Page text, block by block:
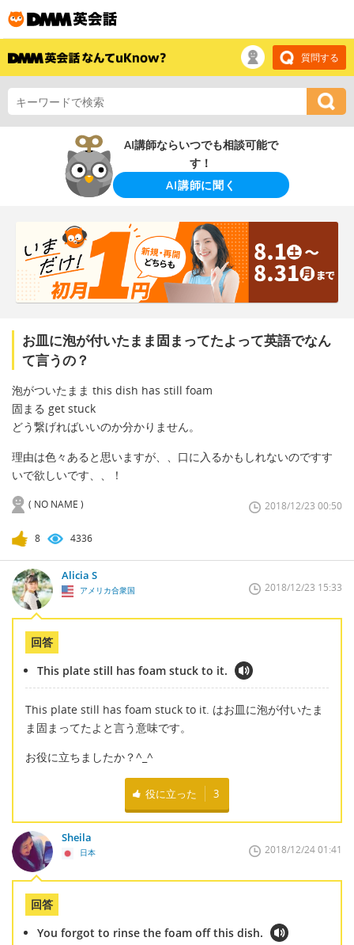
質問する
AI講師ならいつでも相談可能で
す！
AI講師に聞く
お皿に泡が付いたまま固まってたよって英語でなん
て言うの？
泡がついたまま this dish has still foam
固まる get stuck
どう繋げればいいのか分かりません。
理由は色々あると思いますが、、口に入るかもしれないのですす
いで欲しいです、、！
( NO NAME ) 2018/12/23 00:50
8 4336
Alicia S
アメリカ合衆国 2018/12/23 15:33
回答
This plate still has foam stuck to it.
This plate still has foam stuck to it. はお皿に泡が付いたま
ま固まってたよと言う意味です。
お役に立ちましたか？^_^
役に立った 3
Sheila
日本 2018/12/24 01:41
回答
You forgot to rinse the foam off this dish.